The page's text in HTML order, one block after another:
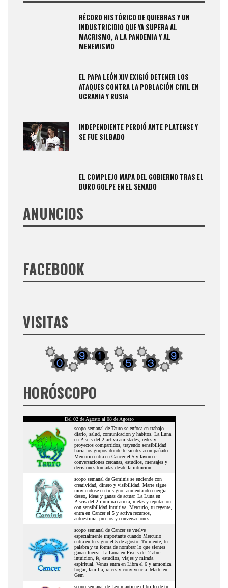
RÉCORD HISTÓRICO DE QUIEBRAS Y UN
INDUSTRICIDIO QUE YA SUPERA AL
MACRISMO, A LA PANDEMIA Y AL
MENEMISMO
EL PAPA LEÓN XIV EXIGIÓ DETENER LOS
ATAQUES CONTRA LA POBLACIÓN CIVIL EN
UCRANIA Y RUSIA
INDEPENDIENTE PERDIÓ ANTE PLATENSE Y
SE FUE SILBADO
EL COMPLEJO MAPA DEL GOBIERNO TRAS EL
DURO GOLPE EN EL SENADO
ANUNCIOS
FACEBOOK
VISITAS
HORÓSCOPO